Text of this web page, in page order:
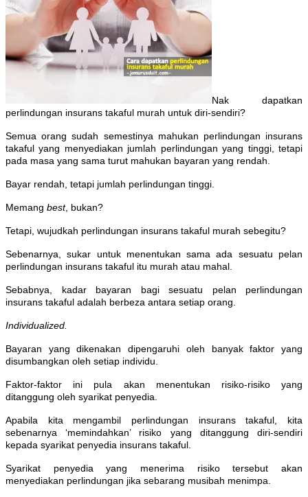
Nak dapatkan
perlindungan insurans takaful murah untuk diri-sendiri?
Semua orang sudah semestinya mahukan perlindungan insurans
takaful yang menyediakan jumlah perlindungan yang tinggi, tetapi
pada masa yang sama turut mahukan bayaran yang rendah.
Bayar rendah, tetapi jumlah perlindungan tinggi.
Memang best, bukan?
Tetapi, wujudkah perlindungan insurans takaful murah sebegitu?
Sebenarnya, sukar untuk menentukan sama ada sesuatu pelan
perlindungan insurans takaful itu murah atau mahal.
Sebabnya, kadar bayaran bagi sesuatu pelan perlindungan
insurans takaful adalah berbeza antara setiap orang.
Individualized.
Bayaran yang dikenakan dipengaruhi oleh banyak faktor yang
disumbangkan oleh setiap individu.
Faktor-faktor ini pula akan menentukan risiko-risiko yang
ditanggung oleh syarikat penyedia.
Apabila kita mengambil perlindungan insurans takaful, kita
sebenarnya ‘memindahkan’ risiko yang ditanggung diri-sendiri
kepada syarikat penyedia insurans takaful.
Syarikat penyedia yang menerima risiko tersebut akan
menyediakan perlindungan jika sebarang musibah menimpa.